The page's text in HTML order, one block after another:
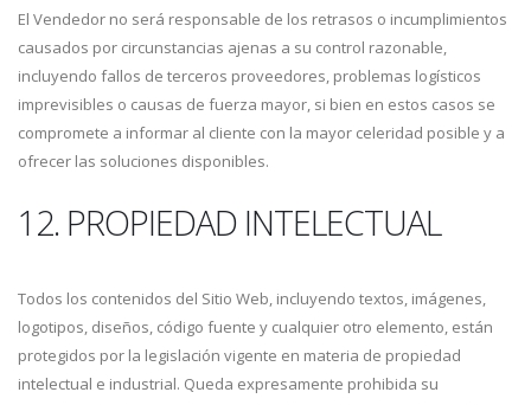
El Vendedor no será responsable de los retrasos o incumplimientos
causados por circunstancias ajenas a su control razonable,
incluyendo fallos de terceros proveedores, problemas logísticos
imprevisibles o causas de fuerza mayor, si bien en estos casos se
compromete a informar al cliente con la mayor celeridad posible y a
ofrecer las soluciones disponibles.
12. PROPIEDAD INTELECTUAL
Todos los contenidos del Sitio Web, incluyendo textos, imágenes,
logotipos, diseños, código fuente y cualquier otro elemento, están
protegidos por la legislación vigente en materia de propiedad
intelectual e industrial. Queda expresamente prohibida su